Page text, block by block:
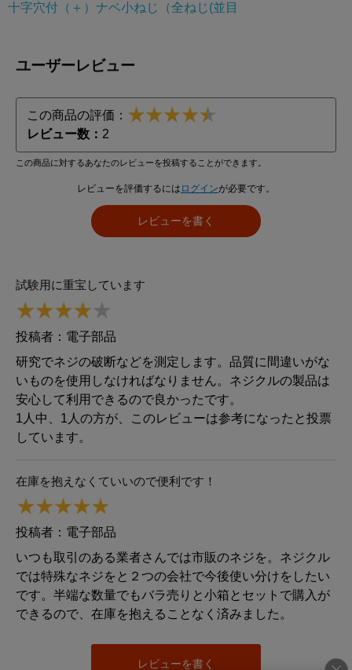
十字穴付（＋）ナベ小ねじ（全ねじ(並目
ユーザーレビュー
この商品の評価：
レビュー数： 2
この商品に対するあなたのレビューを投稿することができます。
レビューを評価するには ログインが必要です。
レビューを書く
試験用に重宝しています
投稿者： 電子部品
研究でネジの破断などを測定します。品質に間違いがな
いものを使用しなければなりません。ネジクルの製品は
安心して利用できるので良かったです。
1人中、1人の方が、このレビューは参考になったと投票
しています。
在庫を抱えなくていいので便利です！
投稿者： 電子部品
いつも取引のある業者さんでは市販のネジを。ネジクル
では特殊なネジをと２つの会社で今後使い分けをしたい
です。半端な数量でもバラ売りと小箱とセットで購入が
できるので、在庫を抱えることなく済みました。
レビューを書く